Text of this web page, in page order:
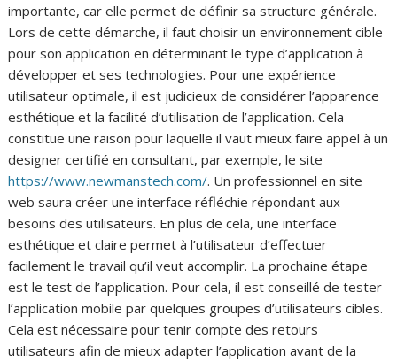
importante, car elle permet de définir sa structure générale.
Lors de cette démarche, il faut choisir un environnement cible
pour son application en déterminant le type d’application à
développer et ses technologies. Pour une expérience
utilisateur optimale, il est judicieux de considérer l’apparence
esthétique et la facilité d’utilisation de l’application. Cela
constitue une raison pour laquelle il vaut mieux faire appel à un
designer certifié en consultant, par exemple, le site
https://www.newmanstech.com/. Un professionnel en site
web saura créer une interface réfléchie répondant aux
besoins des utilisateurs. En plus de cela, une interface
esthétique et claire permet à l’utilisateur d’effectuer
facilement le travail qu’il veut accomplir. La prochaine étape
est le test de l’application. Pour cela, il est conseillé de tester
l’application mobile par quelques groupes d’utilisateurs cibles.
Cela est nécessaire pour tenir compte des retours
utilisateurs afin de mieux adapter l’application avant de la